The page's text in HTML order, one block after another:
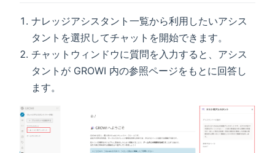
ナレッジアシスタント一覧から利用したいアシス
タントを選択してチャットを開始できます。
チャットウィンドウに質問を入力すると、アシス
タントが GROWI 内の参照ページをもとに回答し
ます。